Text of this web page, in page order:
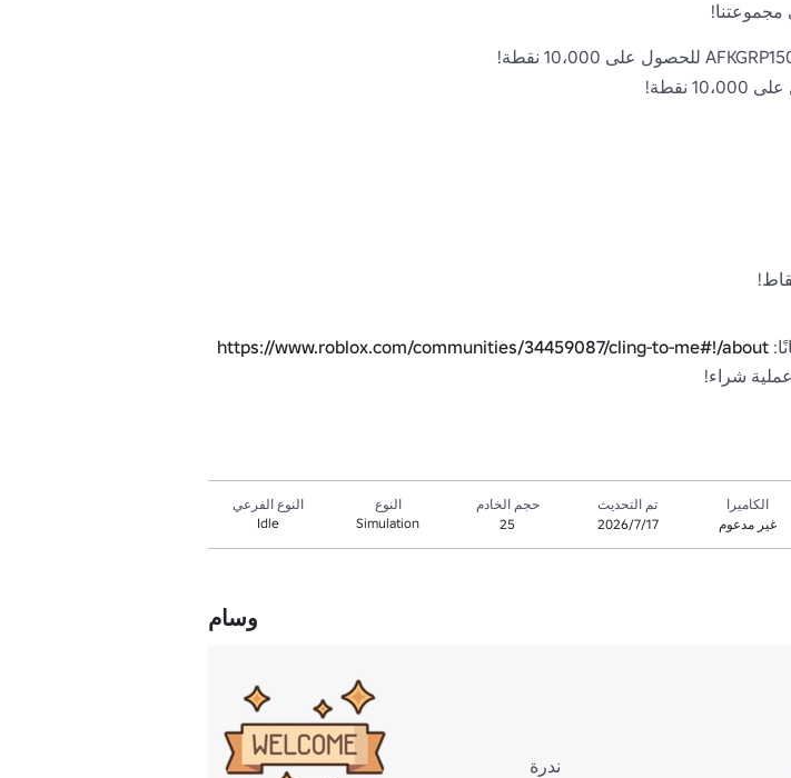
https://www.roblox.com/communities/34459087/cling-to-me#!/about
الكاميرا
غير مدعوم
تم التحديث
17‏/7‏/2026
حجم الخادم
25
النوع
Simulation
النوع الفرعي
Idle
وسام
ندرة